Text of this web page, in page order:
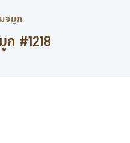
จมูก
ก #1218